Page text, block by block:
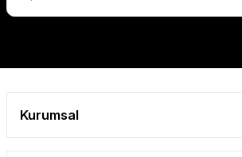
Kurumsal